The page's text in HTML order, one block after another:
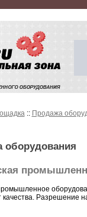
:: Продажа
оборудования
Разрешение